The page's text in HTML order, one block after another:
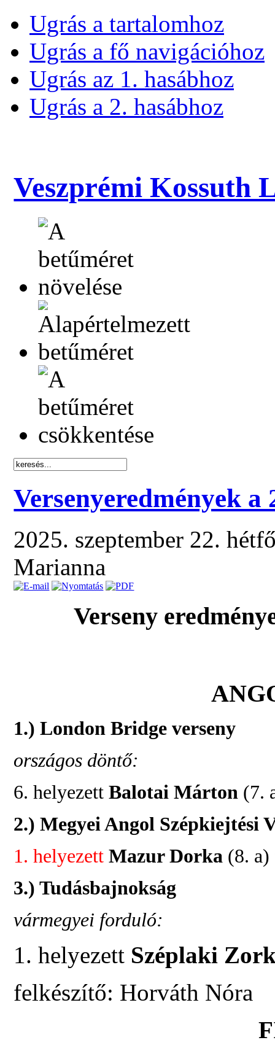
Ugrás a tartalomhoz
Ugrás a fő navigációhoz
Ugrás az 1. hasábhoz
Ugrás a 2. hasábhoz
Veszprémi Kossuth
Versenyeredmények a
2025. szeptember 22.
Marianna
Verseny
1.) London Bridge verseny
országos döntő:
6. helyezettBalotai Márton (7.
2.) Megyei Angol Szépkiejtési
1. helyezett Mazur Dorka (8.
3.) Tudásbajnokság
vármegyei forduló:
1. helyezett Széplaki
felkészítő: Horváth Nóra